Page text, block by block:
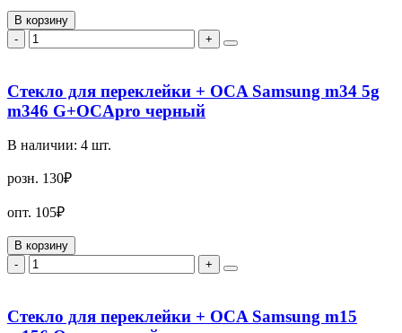
В корзину
-
+
Стекло для переклейки + OCA Samsung m34 5g
m346 G+OCApro черный
В наличии: 4 шт.
розн. 130₽
опт. 105₽
В корзину
-
+
Стекло для переклейки + OCA Samsung m15